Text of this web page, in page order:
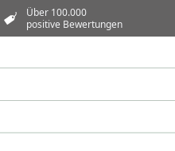
Über 100.000
positive Bewertungen